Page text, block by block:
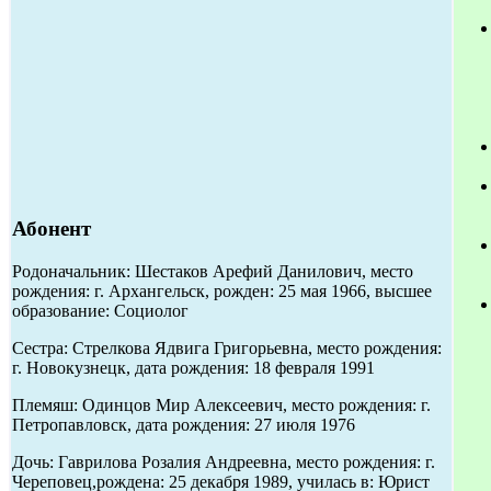
Абонент
Родоначальник: Шестаков Арефий Данилович, место
рождения: г. Архангельск, рожден: 25 мая 1966, высшее
образование: Социолог
Сестра: Стрелкова Ядвига Григорьевна, место рождения:
г. Новокузнецк, дата рождения: 18 февраля 1991
Племяш: Одинцов Мир Алексеевич, место рождения: г.
Петропавловск, дата рождения: 27 июля 1976
Дочь: Гаврилова Розалия Андреевна, место рождения: г.
Череповец,рождена: 25 декабря 1989, училась в: Юрист